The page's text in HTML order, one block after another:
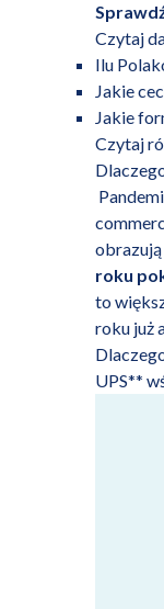
Czytaj
Ilu
Jakie
Jakie
Czytaj
obrazują
roku
to
roku już
UPS**